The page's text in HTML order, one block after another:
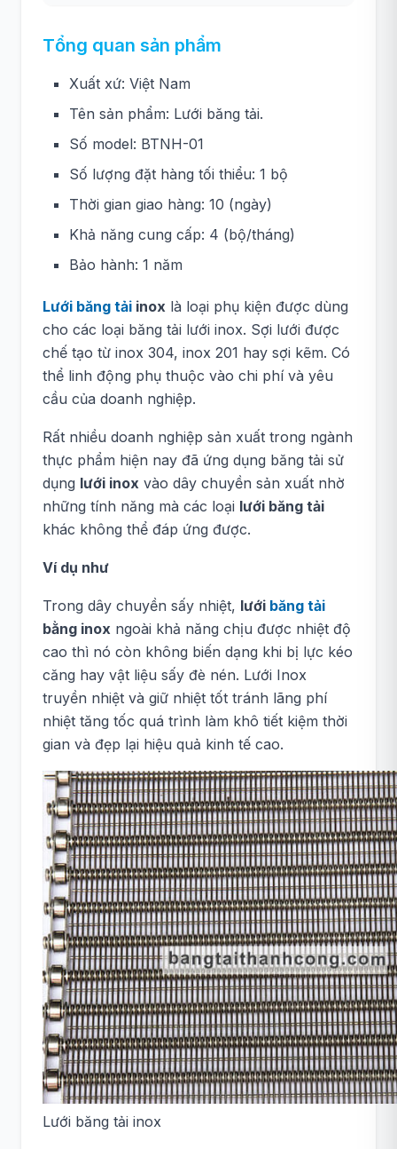
Tổng quan sản phẩm
Xuất xứ: Việt Nam
Tên sản phẩm: Lưới băng tải.
Số model: BTNH-01
Số lượng đặt hàng tối thiểu: 1 bộ
Thời gian giao hàng: 10 (ngày)
Khả năng cung cấp: 4 (bộ/tháng)
Bảo hành: 1 năm
Lưới băng tải inox là loại phụ kiện được dùng
cho các loại băng tải lưới inox. Sợi lưới được
chế tạo từ inox 304, inox 201 hay sợi kẽm. Có
thể linh động phụ thuộc vào chi phí và yêu
cầu của doanh nghiệp.
Rất nhiều doanh nghiệp sản xuất trong ngành
thực phẩm hiện nay đã ứng dụng băng tải sử
dụng lưới inox vào dây chuyền sản xuất nhờ
những tính năng mà các loại lưới băng tải
khác không thể đáp ứng được.
Ví dụ như
Trong dây chuyền sấy nhiệt, lưới băng tải
bằng inox ngoài khả năng chịu được nhiệt độ
cao thì nó còn không biến dạng khi bị lực kéo
căng hay vật liệu sấy đè nén. Lưới Inox
truyền nhiệt và giữ nhiệt tốt tránh lãng phí
nhiệt tăng tốc quá trình làm khô tiết kiệm thời
gian và đẹp lại hiệu quả kinh tế cao.
Lưới băng tải inox